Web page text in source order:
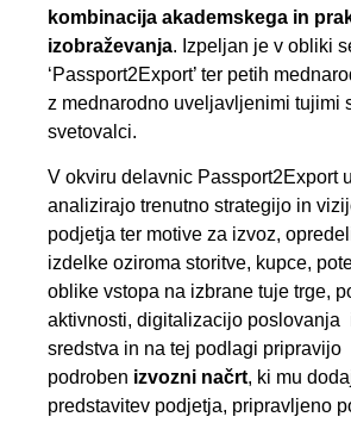
kombinacija akademskega in
izobraževanja. Izpeljan je v obliki
‘Passport2Export’ ter petih
z mednarodno uveljavljenimi tujimi
svetovalci.
V okviru delavnic Passport2Export
analizirajo trenutno strategijo in
podjetja ter motive za izvoz,
izdelke oziroma storitve, kupce,
oblike vstopa na izbrane tuje trge,
aktivnosti, digitalizacijo poslovanja
sredstva in na tej podlagi pripravijo
podroben izvozni načrt, ki mu
predstavitev podjetja, pripravljeno